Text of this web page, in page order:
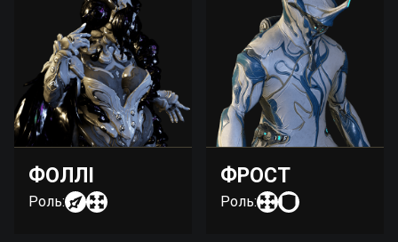
ФОЛЛІ
Роль:
ФРОСТ
Роль: